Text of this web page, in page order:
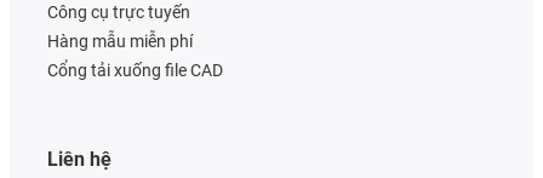
Công cụ trực tuyến
Hàng mẫu miễn phí
Cổng tải xuống file CAD
Liên hệ